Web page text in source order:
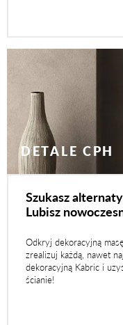
DETALE CPH
Szukasz
Lubisz
Odkryj dekoracyjną
zrealizuj każdą, nawet
dekoracyjną Kabric i
ścianie!